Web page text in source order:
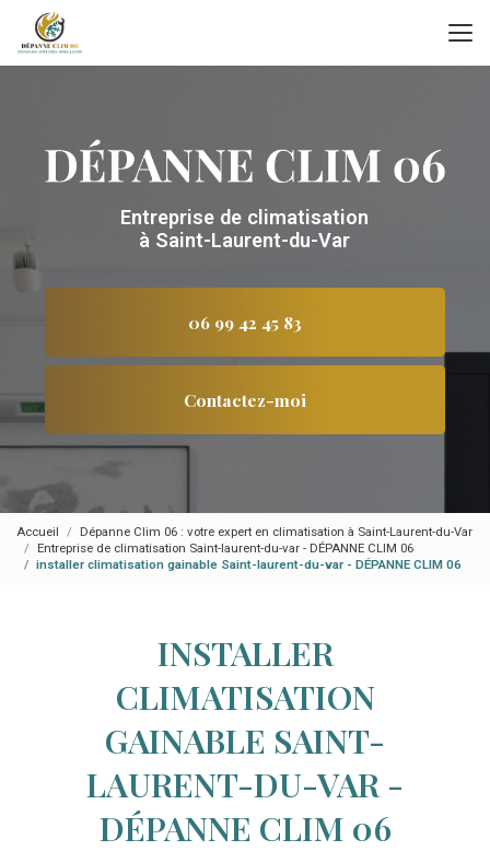
contenu
Entreprise de climatisation
à Saint-Laurent-du-Var
06 99 42 45 83
Contactez-moi
Accueil
Dépanne Clim 06 : votre expert en climatisation à Saint-Laurent-du-Var
Entreprise de climatisation Saint-laurent-du-var - DÉPANNE CLIM 06
installer climatisation gainable Saint-laurent-du-var - DÉPANNE CLIM 06
INSTALLER
CLIMATISATION
GAINABLE SAINT-
LAURENT-DU-VAR -
DÉPANNE CLIM 06